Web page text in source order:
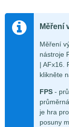
Měření
Měření
nástroje
| AFx16.
klikněte
FPS -
je hra
posuny